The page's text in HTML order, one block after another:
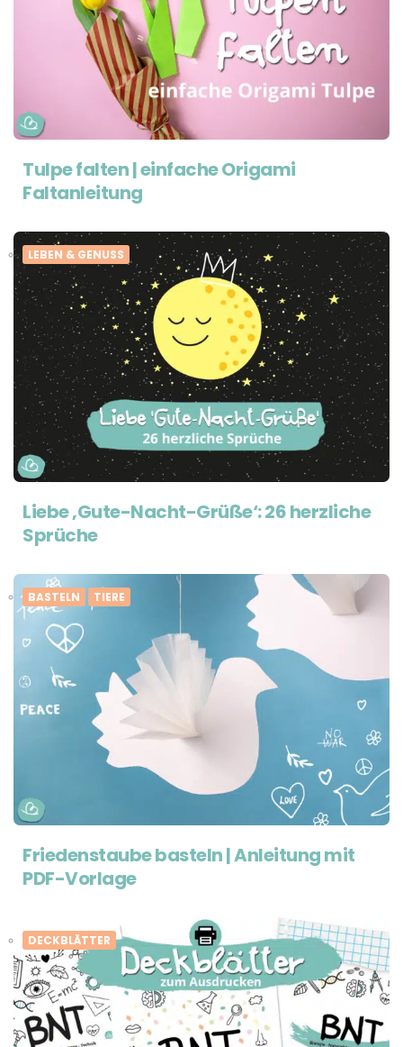
Tulpe falten | einfache Origami
Faltanleitung
LEBEN & GENUSS
Liebe ‚Gute-Nacht-Grüße‘: 26 herzliche
Sprüche
BASTELN TIERE
Friedenstaube basteln | Anleitung mit
PDF-Vorlage
DECKBLÄTTER